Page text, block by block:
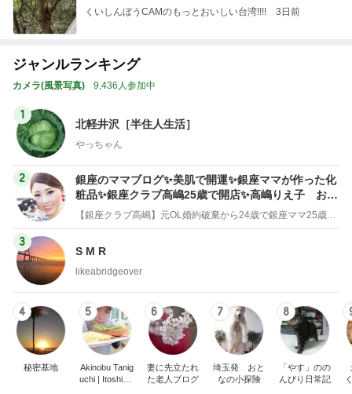
くいしんぼうCAMのもっとおいしい台湾!!!! 3日前
ジャンルランキング
カメラ(風景写真) 9,436人参加中
1
北軽井沢［半住人生活］
やっちゃん
2
銀座のママブログ✨美肌で開運✨銀座ママが作った化
粧品✨銀座クラブ高嶋25歳で開店✨高嶋りえ子 お着
物でエルメス バーキン コーデ
【銀座クラブ高嶋】元OL婚約破棄から24歳で銀座ママ25歳でオーナーママ銀座 美肌で開運♡パワースポット巡り高嶋りえ子ブログ
3
S M R
likeabridgeover
4
秘密基地
5
Akinobu Tanig
uchi | Itoshima
6
妻に先立たれ
た老人ブログ
7
埼玉発 おと
なの小探険
8
「やす」のの
んびり日常記